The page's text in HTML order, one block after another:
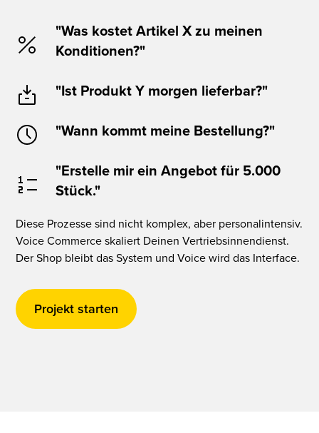
"Was kostet Artikel X zu meinen
Konditionen?"
"Ist Produkt Y morgen lieferbar?"
"Wann kommt meine Bestellung?"
"Erstelle mir ein Angebot für 5.000
Stück."
Diese Prozesse sind nicht komplex, aber personalintensiv.
Voice Commerce skaliert Deinen Vertriebsinnendienst.
Der Shop bleibt das System und Voice wird das Interface.
Projekt starten